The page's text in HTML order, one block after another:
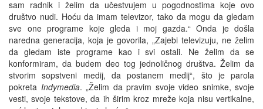
sam radnik i želim da učestvujem u pogodnostima koje ovo
društvo nudi. Hoću da imam televizor, tako da mogu da gledam
sve one programe koje gleda i moj gazda.“ Onda je došla
naredna generacija, koja je govorila, „Zajebi televizuju, ne želim
da gledam iste programe kao i svi ostali. Ne želim da se
konformiram, da budem deo tog jednoličnog društva. Želim da
stvorim sopstveni medij, da postanem medij“, što je parola
pokreta Indymedia. „Želim da pravim svoje video snimke, svoje
vesti, svoje tekstove, da ih širim kroz mreže koja nisu vertikalne,